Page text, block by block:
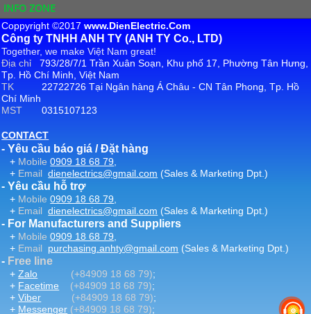
INFO ZONE
Coppyright ©2017www.DienElectric.Com
Công ty TNHH ANH TY (ANH TY Co., LTD)
Together, we make Việt Nam great!
Địa chỉ793/28/7/1 Trần Xuân Soạn, Khu phố 17, Phường Tân Hưng,
Tp. Hồ Chí Minh, Việt Nam
TK 22722726 Tại Ngân hàng Á Châu - CN Tân Phong, Tp. Hồ
Chí Minh
MST0315107123
CONTACT
- Yêu cầu báo giá / Đặt hàng
+ Mobile 0909 18 68 79
+ Email dienelectrics@gmail.com (Sales & Marketing Dpt.)
- Yêu cầu hỗ trợ
+ Mobile 0909 18 68 79
+ Email dienelectrics@gmail.com (Sales & Marketing Dpt.)
- For Manufacturers and Suppliers
+ Mobile 0909 18 68 79
+ Email purchasing.anhty@gmail.com (Sales & Marketing Dpt.)
- Free line
+Zalo (+84909 18 68 79);
+ Facetime (+84909 18 68 79);
+Viber (+84909 18 68 79);
+ Messenger (+84909 18 68 79);